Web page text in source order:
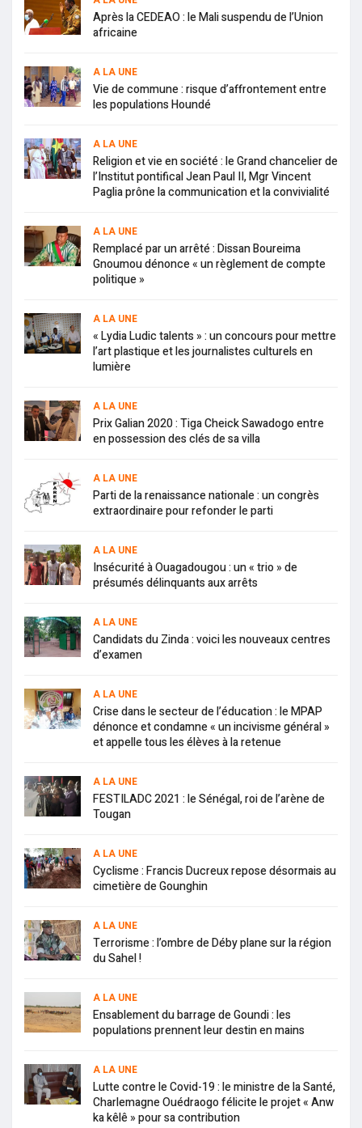
Après la CEDEAO : le Mali suspendu de l’Union
africaine
A LA UNE
Vie de commune : risque d’affrontement entre
les populations Houndé
A LA UNE
Religion et vie en société : le Grand chancelier de
l’Institut pontifical Jean Paul II, Mgr Vincent
Paglia prône la communication et la convivialité
A LA UNE
Remplacé par un arrêté : Dissan Boureima
Gnoumou dénonce « un règlement de compte
politique »
A LA UNE
« Lydia Ludic talents » : un concours pour mettre
l’art plastique et les journalistes culturels en
lumière
A LA UNE
Prix Galian 2020 : Tiga Cheick Sawadogo entre
en possession des clés de sa villa
A LA UNE
Parti de la renaissance nationale : un congrès
extraordinaire pour refonder le parti
A LA UNE
Insécurité à Ouagadougou : un « trio » de
présumés délinquants aux arrêts
A LA UNE
Candidats du Zinda : voici les nouveaux centres
d’examen
A LA UNE
Crise dans le secteur de l’éducation : le MPAP
dénonce et condamne « un incivisme général »
et appelle tous les élèves à la retenue
A LA UNE
FESTILADC 2021 : le Sénégal, roi de l’arène de
Tougan
A LA UNE
Cyclisme : Francis Ducreux repose désormais au
cimetière de Gounghin
A LA UNE
Terrorisme : l’ombre de Déby plane sur la région
du Sahel !
A LA UNE
Ensablement du barrage de Goundi : les
populations prennent leur destin en mains
A LA UNE
Lutte contre le Covid-19 : le ministre de la Santé,
Charlemagne Ouédraogo félicite le projet « Anw
ka kêlê » pour sa contribution